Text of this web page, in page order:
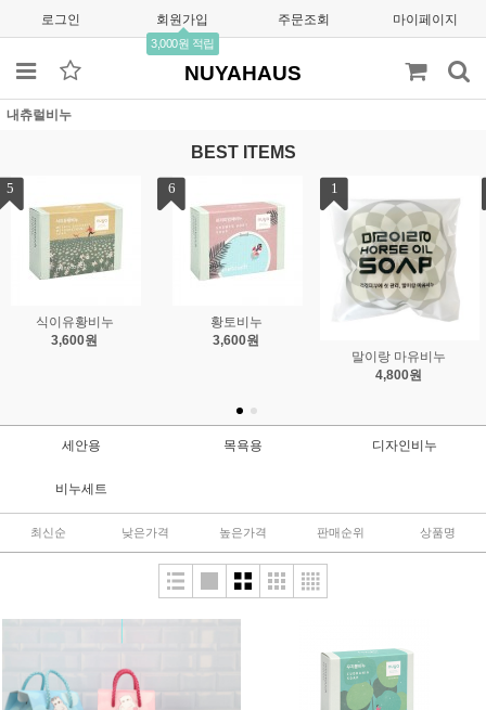
로그인 회원가입
3,000원 적립
주문조회 마이페이지
NUYAHAUS
내츄럴비누
BEST ITEMS
요쿠르트비누
8,800원
어성초비누
세안용 목욕용 디자인비누
비누세트
최신순 낮은가격 높은가격 판매순위 상품명